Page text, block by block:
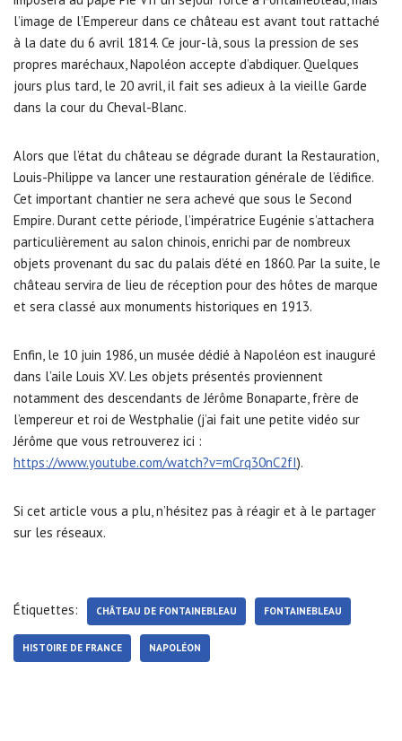
l’image de l’Empereur dans ce château est avant tout rattaché
à la date du 6 avril 1814. Ce jour-là, sous la pression de ses
propres maréchaux, Napoléon accepte d’abdiquer. Quelques
jours plus tard, le 20 avril, il fait ses adieux à la vieille Garde
dans la cour du Cheval-Blanc.
Alors que l’état du château se dégrade durant la Restauration,
Louis-Philippe va lancer une restauration générale de l’édifice.
Cet important chantier ne sera achevé que sous le Second
Empire. Durant cette période, l’impératrice Eugénie s’attachera
particulièrement au salon chinois, enrichi par de nombreux
objets provenant du sac du palais d’été en 1860. Par la suite, le
château servira de lieu de réception pour des hôtes de marque
et sera classé aux monuments historiques en 1913.
Enfin, le 10 juin 1986, un musée dédié à Napoléon est inauguré
dans l’aile Louis XV. Les objets présentés proviennent
notamment des descendants de Jérôme Bonaparte, frère de
l’empereur et roi de Westphalie (j’ai fait une petite vidéo sur
Jérôme que vous retrouverez ici :
https://www.youtube.com/watch?v=mCrq30nC2fI).
Si cet article vous a plu, n’hésitez pas à réagir et à le partager
sur les réseaux.
Étiquettes: CHÂTEAU DE FONTAINEBLEAU FONTAINEBLEAU
HISTOIRE DE FRANCE NAPOLÉON